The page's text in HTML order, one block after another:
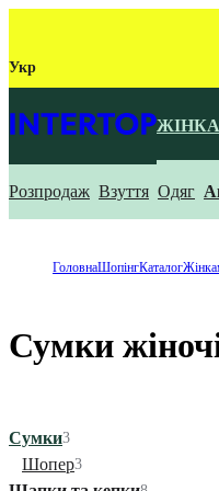
Укр
Розпродаж Взуття Одяг
ГоловнаШопінгКаталог
Сумки
Сумки3
Шопер3